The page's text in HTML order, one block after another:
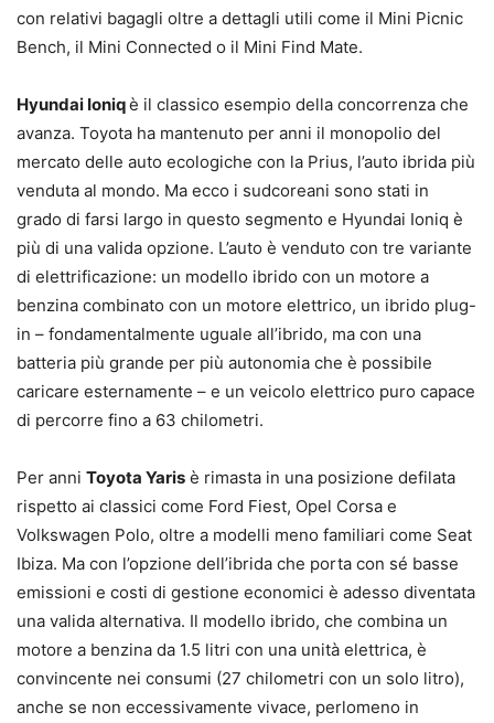
con relativi bagagli oltre a dettagli utili come il Mini Picnic
Bench, il Mini Connected o il Mini Find Mate.
Hyundai Ioniqè il classico esempio della concorrenza che
avanza. Toyota ha mantenuto per anni il monopolio del
mercato delle auto ecologiche con la Prius, l’auto ibrida più
venduta al mondo. Ma ecco i sudcoreani sono stati in
grado di farsi largo in questo segmento e Hyundai Ioniq è
più di una valida opzione. L’auto è venduto con tre variante
di elettrificazione: un modello ibrido con un motore a
benzina combinato con un motore elettrico, un ibrido plug-
in – fondamentalmente uguale all’ibrido, ma con una
batteria più grande per più autonomia che è possibile
caricare esternamente – e un veicolo elettrico puro capace
di percorre fino a 63 chilometri.
Per anni Toyota Yaris è rimasta in una posizione defilata
rispetto ai classici come Ford Fiest, Opel Corsa e
Volkswagen Polo, oltre a modelli meno familiari come Seat
Ibiza. Ma con l’opzione dell’ibrida che porta con sé basse
emissioni e costi di gestione economici è adesso diventata
una valida alternativa. Il modello ibrido, che combina un
motore a benzina da 1.5 litri con una unità elettrica, è
convincente nei consumi (27 chilometri con un solo litro),
anche se non eccessivamente vivace, perlomeno in